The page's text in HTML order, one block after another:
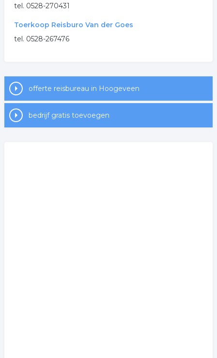
.tel. 0528-270431
Toerkoop Reisburo Van der Goes
tel. 0528-267476
offerte reisbureau in Hoogeveen
bedrijf gratis toevoegen